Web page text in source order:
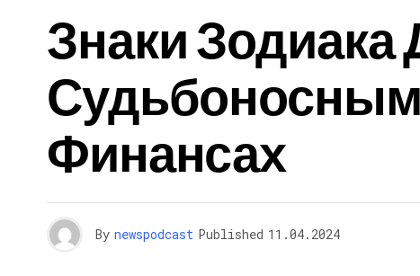
Знаки Зодиака
Финансах
By newspodcast Published 11.04.2024